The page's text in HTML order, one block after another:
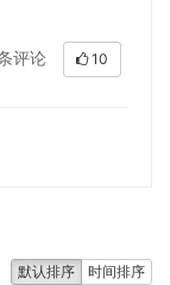
评论 10
默认排序 时间排序